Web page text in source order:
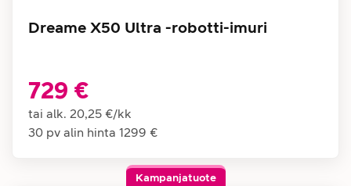
Dreame X50 Ultra -robotti-imuri
729 €
tai alk. 20,25 €/kk
30 pv alin hinta 1299 €
Kampanjatuote